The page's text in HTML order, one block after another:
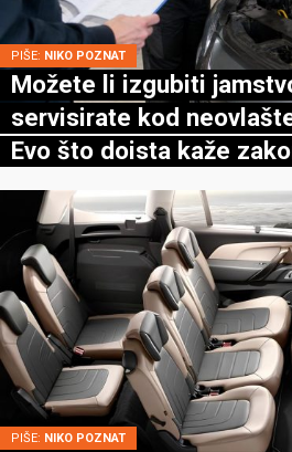
PIŠE: NIKO POZNAT
Možete li izgubiti
servisirate kod
Evo što doista kaže
PIŠE: NIKO POZNAT